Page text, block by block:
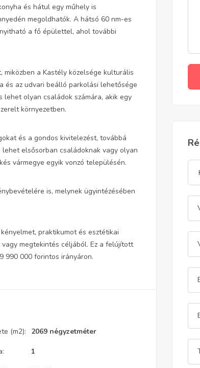
és hátul egy műhely is
megoldhatók. A hátsó 60 nm-es
a fő épülettel, ahol további
a Kastély közelsége kulturális
és az udvari beálló parkolási lehetősége
olyan családok számára, akik egy
környezetben.
és a gondos kivitelezést, továbbá
elsősorban családoknak vagy olyan
vármegye egyik vonzó településén.
is, melynek ügyintézésében
praktikumot és esztétikai
megtekintés céljából. Ez a felújított
990 000 forintos irányáron.
(m2): 2069 négyzetméter
1